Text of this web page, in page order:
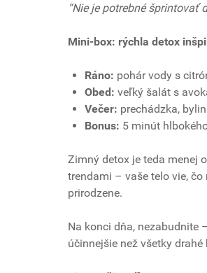
“Nie je potrebné šprintovať
Mini-box: rýchla detox
Ráno: pohár vody s
Obed: veľký šalát s
Večer: prechádzka,
Bonus: 5 minút
Zimný detox je teda menej
trendami – vaše telo vie,
prirodzene.
Na konci dňa, nezabudnite –
účinnejšie než všetky drahé